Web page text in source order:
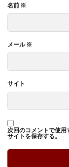
名前 ※
メール※
サイト
次回のコメントで使用
サイトを保存する。